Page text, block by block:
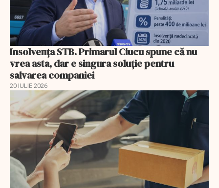
Insolvenţa STB. Primarul Ciucu spune că nu
vrea asta, dar e singura soluţie pentru
salvarea companiei
20 IULIE 2026